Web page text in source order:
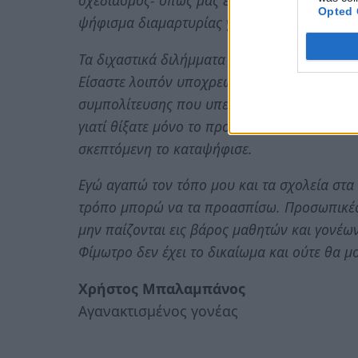
Opted
ψήφισμα διαμαρτυρίας για την μη τήρησή
Τα διχαστικά διλήμματα λοιπόν άλλοι τα
Είσαστε λοιπόν υποχρεωμένοι, ο Δήμαρχος,
συμπολίτευσης που υπερψηφίσατε το
γιατί θίξατε μόνο το προσωπό μου και
σκεπτόμενη το καταψήφισε.
Εγώ αγαπώ τον τόπο μου και τα σχολεία
τρόπο μπορώ να τα προασπίσω. Προσωπικές
μην παίζονται εις βάρος μαθητών και
Φίμωτρο δεν έχει το δικαίωμα και ούτε θα
Χρήστος Μπαλαμπάνος
Αγανακτισμένος γονέας